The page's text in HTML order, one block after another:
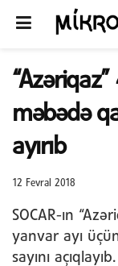
məbədə
ayırıb
12 Fevral 2018
SOCAR-ın
yanvar ayı
sayını